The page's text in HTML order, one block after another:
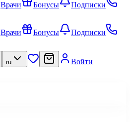
Врачи Бонусы
Подписки
Врачи Бонусы
Подписки
ru Войти